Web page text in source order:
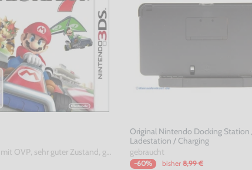
DE Version, mit OVP, sehr guter Zustand, gebraucht
Original Nintendo Docking Station
Ladestation / Charging
gebraucht
-60% bisher 8,99 €